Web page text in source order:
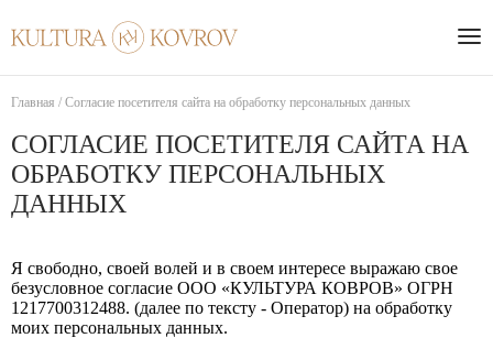
Главная / Согласие посетителя сайта на обработку персональных данных
СОГЛАСИЕ ПОСЕТИТЕЛЯ САЙТА НА
ОБРАБОТКУ ПЕРСОНАЛЬНЫХ
ДАННЫХ
Я свободно, своей волей и в своем интересе выражаю свое
безусловное согласие ООО «КУЛЬТУРА КОВРОВ» ОГРН
1217700312488. (далее по тексту - Оператор) на обработку
моих персональных данных.